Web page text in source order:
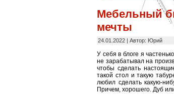
Мебельный
мечты
24.01.2022 | Автор: Юрий
У себя в блоге я
не зарабатывал на
чтобы сделать
такой стол и такую
любил сделать какую-
Причем, хорошего. Дуб